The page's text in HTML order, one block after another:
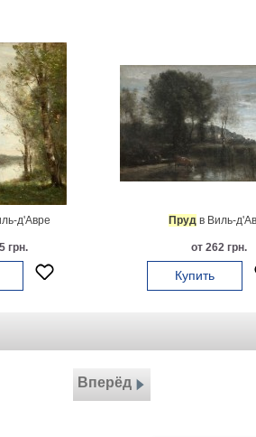
д'Авре
грн.
Пруд в Виль-
от 262 грн.
Купить
Вперёд